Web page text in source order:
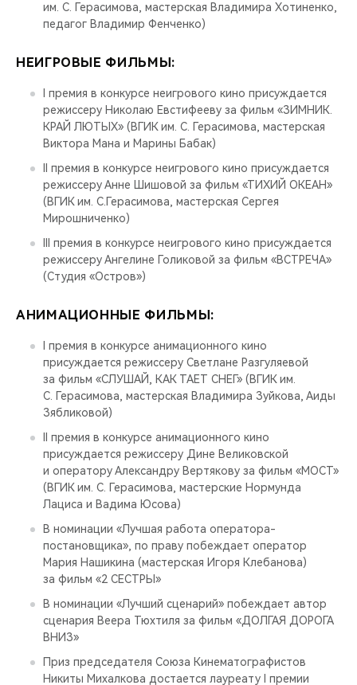
им. С. Герасимова, мастерская Владимира Хотиненко,
педагог Владимир Фенченко)
НЕИГРОВЫЕ ФИЛЬМЫ:
I премия в конкурсе неигрового кино присуждается
режиссеру Николаю Евстифееву за фильм «ЗИМНИК.
КРАЙ ЛЮТЫХ» (ВГИК им. С. Герасимова, мастерская
Виктора Мана и Марины Бабак)
II премия в конкурсе неигрового кино присуждается
режиссеру Анне Шишовой за фильм «ТИХИЙ ОКЕАН»
(ВГИК им. С.Герасимова, мастерская Сергея
Мирошниченко)
III премия в конкурсе неигрового кино присуждается
режиссеру Ангелине Голиковой за фильм «ВСТРЕЧА»
(Студия «Остров»)
АНИМАЦИОННЫЕ ФИЛЬМЫ:
I премия в конкурсе анимационного кино
присуждается режиссеру Светлане Разгуляевой
за фильм «СЛУШАЙ, КАК ТАЕТ СНЕГ» (ВГИК им.
С. Герасимова, мастерская Владимира Зуйкова, Аиды
Зябликовой)
II премия в конкурсе анимационного кино
присуждается режиссеру Дине Великовской
и оператору Александру Вертякову за фильм «МОСТ»
(ВГИК им. С. Герасимова, мастерские Нормунда
Лациса и Вадима Юсова)
В номинации «Лучшая работа оператора-
постановщика», по праву побеждает оператор
Мария Нашикина (мастерская Игоря Клебанова)
за фильм «2 СЕСТРЫ»
В номинации «Лучший сценарий» побеждает автор
сценария Веера Тюхтиля за фильм «ДОЛГАЯ ДОРОГА
ВНИЗ»
Приз председателя Союза Кинематографистов
Никиты Михалкова достается лауреату I премии